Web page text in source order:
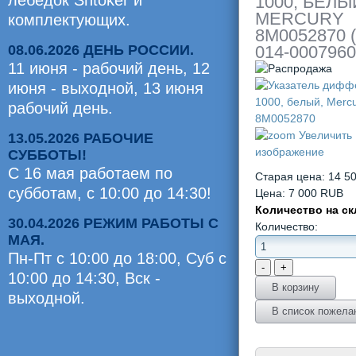
комплектующих.
08.06.2026 ДЕНЬ РОССИИ.
11 июня - рабочий день, 12
июня - выходной, 13 июня
рабочий день.
13.05.2026 РАБОЧИЕ
СУББОТЫ!
С 16 мая работаем по
субботам, с 10:00 до 14:30!
30.04.2026 РЕЖИМ РАБОТЫ С
МАЯ.
Пн-Пт с 10:00 до 18:00, Суб c
10:00 до 14:30, Вск -
выходной.
MERСURY
8M0052870
014-0007960
Увеличить
изображение
Старая цена: 14
Цена: 7 000 RUB
Количество на
Количество: